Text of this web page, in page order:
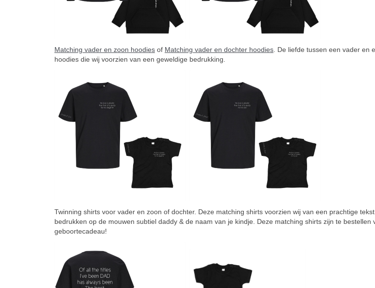
Matching vader en zoon hoodies of Matching vader en dochter hoodies . De liefde tussen een vader
hoodies die wij voorzien van een geweldige bedrukking.
Twinning shirts voor vader en zoon of dochter. Deze matching shirts voorzien wij van een prachtige
bedrukken op de mouwen subtiel daddy & de naam van je kindje. Deze matching shirts zijn te
geboortecadeau!